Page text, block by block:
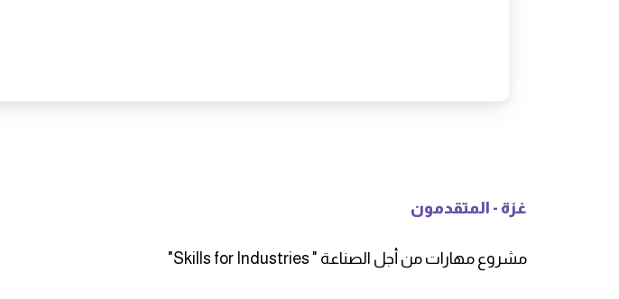
غزة - المتقدمون
مشروع مهارات من أجل الصناعة " Skills for Industries"